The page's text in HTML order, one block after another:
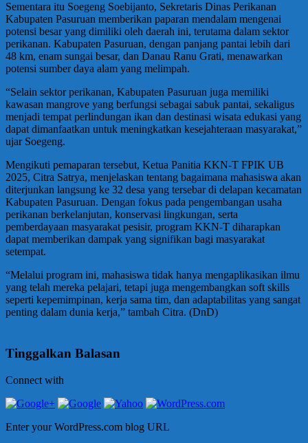
Sementara itu Soegeng Soebijanto, Sekretaris Dinas Perikanan
Kabupaten Pasuruan memberikan paparan mendalam mengenai
potensi besar yang dimiliki oleh daerah ini, terutama dalam sektor
perikanan. Kabupaten Pasuruan, dengan panjang pantai lebih dari
48 km, enam sungai besar, dan Danau Ranu Grati, menawarkan
potensi sumber daya alam yang melimpah.
“Selain sektor perikanan, Kabupaten Pasuruan juga memiliki
kawasan mangrove yang berfungsi sebagai sabuk pantai, sekaligus
menjadi tempat perlindungan ikan dan destinasi wisata edukasi yang
dapat dimanfaatkan untuk meningkatkan kesejahteraan masyarakat,”
ujar Soegeng.
Mengikuti pemaparan tersebut, Ketua Panitia KKN-T FPIK UB
2025, Citra Satrya, menjelaskan tentang bagaimana mahasiswa akan
diterjunkan langsung ke 32 desa yang tersebar di delapan kecamatan
Kabupaten Pasuruan. Dengan fokus pada pengembangan usaha
perikanan berkelanjutan, konservasi lingkungan, serta
pemberdayaan masyarakat pesisir, program KKN-T diharapkan
dapat memberikan dampak yang signifikan bagi masyarakat
setempat.
“Melalui program ini, mahasiswa tidak hanya mengaplikasikan ilmu
yang telah mereka pelajari, tetapi juga mengembangkan soft skills
seperti kepemimpinan, kerja sama tim, dan adaptabilitas yang sangat
penting dalam dunia kerja,” tambah Citra. (DnD)
Tinggalkan Balasan
Connect with
Enter your WordPress.com blog URL